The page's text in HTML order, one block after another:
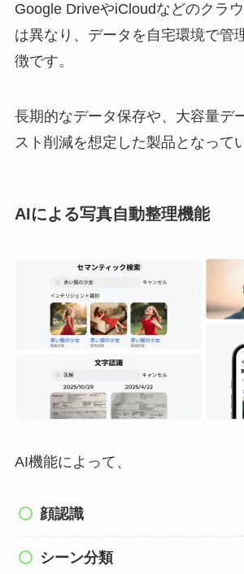
Google DriveやiCloudなどのクラ
は異なり、データを自宅環境で管
徴です。
長期的なデータ保存や、大容量デ
スト削減を想定した製品となって
AIによる写真自動整理機能
AI機能によって、
顔認識
シーン分類